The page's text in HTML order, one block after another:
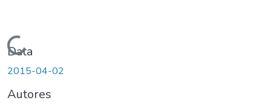
Carregando...
Data
2015-04-02
Autores